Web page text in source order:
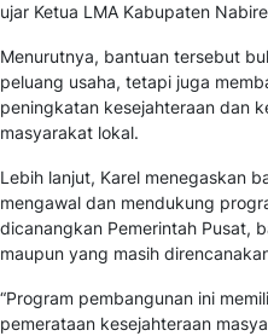
ujar Ketua LMA Kabupaten
Menurutnya, bantuan tersebut
peluang usaha, tetapi juga
peningkatan kesejahteraan dan
masyarakat lokal.
Lebih lanjut, Karel menegaskan
mengawal dan mendukung
dicanangkan Pemerintah Pusat,
maupun yang masih
“Program pembangunan ini
pemerataan kesejahteraan